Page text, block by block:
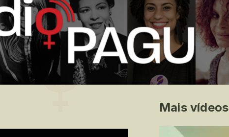
Mais vídeos